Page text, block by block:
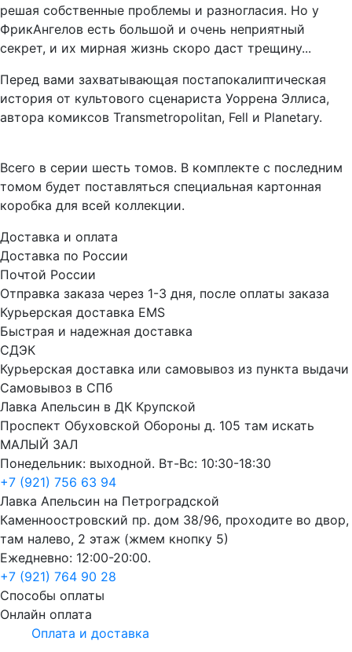
решая собственные проблемы и разногласия. Но у
ФрикАнгелов есть большой и очень неприятный
секрет, и их мирная жизнь скоро даст трещину...
Перед вами захватывающая постапокалиптическая
история от культового сценариста Уоррена Эллиса,
автора комиксов Transmetropolitan, Fell и Planetary.
Всего в серии шесть томов. В комплекте с последним
томом будет поставляться специальная картонная
коробка для всей коллекции.
Доставка и оплата
Доставка по России
Почтой России
Отправка заказа через 1-3 дня, после оплаты заказа
Курьерская доставка EMS
Быстрая и надежная доставка
СДЭК
Курьерская доставка или самовывоз из пункта выдачи
Самовывоз в СПб
Лавка Апельсин в ДК Крупской
Проспект Обуховской Обороны д. 105 там искать
МАЛЫЙ ЗАЛ
Понедельник: выходной. Вт-Вс: 10:30-18:30
+7 (921) 756 63 94
Лавка Апельсин на Петроградской
Каменноостровский пр. дом 38/96, проходите во двор,
там налево, 2 этаж (жмем кнопку 5)
Ежедневно: 12:00-20:00.
+7 (921) 764 90 28
Способы оплаты
Онлайн оплата
Оплата и доставка